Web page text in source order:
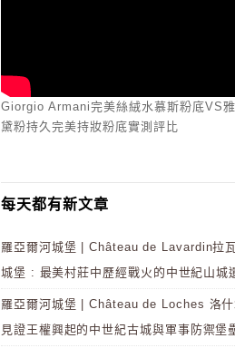
Giorgio Armani完美絲絨水慕斯粉底VS
黛粉持久完美持妝粉底實測評比
每天都有新文章
羅亞爾河城堡 | Château de Lavardin拉
城堡 : 最美村莊中歷經戰火的中世紀山城
羅亞爾河城堡 | Château de Loches 洛
見證王權興起的中世紀古城與軍事防禦堡